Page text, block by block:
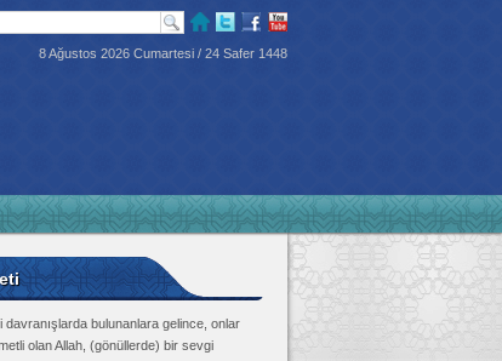
8 Ağustos 2026 Cumartesi / 24 Safer 1448
davranışlarda bulunanlara gelince, onlar
olan Allah, (gönüllerde) bir sevgi